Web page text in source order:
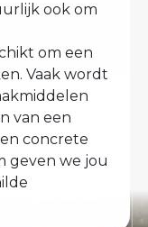
ook om
om een
Vaak wordt
van een
concrete
geven we jou